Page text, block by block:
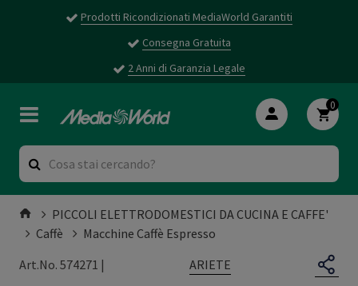
Prodotti Ricondizionati MediaWorld Garantiti
Consegna Gratuita
2 Anni di Garanzia Legale
0
PICCOLI ELETTRODOMESTICI DA CUCINA E CAFFE'
Caffè
Macchine Caffè Espresso
Art.No. 574271 |
ARIETE